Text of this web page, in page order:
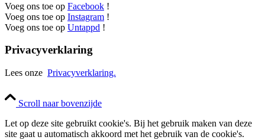
Voeg ons toe op Facebook !
Voeg ons toe op Instagram !
Voeg ons toe op Untappd !
Privacyverklaring
Lees onze Privacyverklaring.
Scroll naar bovenzijde
Let op deze site gebruikt cookie's. Bij het gebruik maken van deze
site gaat u automatisch akkoord met het gebruik van de cookie's.